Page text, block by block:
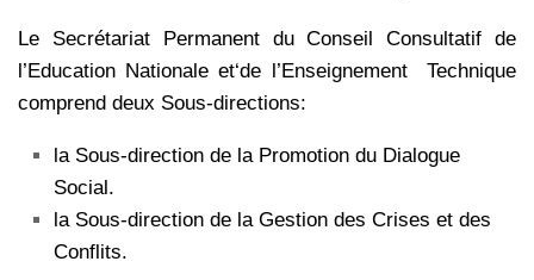
Le Secrétariat Permanent du Conseil Consultatif de
l’Education Nationale et‘de l’Enseignement Technique
comprend deux Sous-directions:
la Sous-direction de la Promotion du Dialogue
Social.
la Sous-direction de la Gestion des Crises et des
Conflits.